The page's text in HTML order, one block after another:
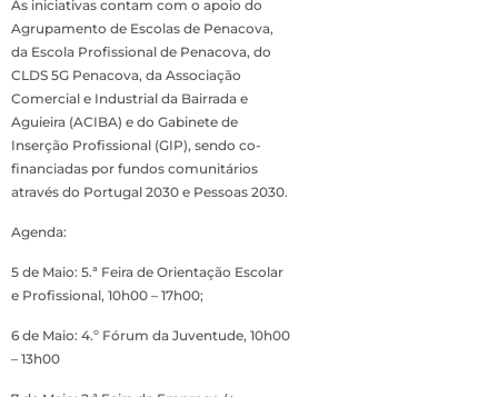
As iniciativas contam com o apoio do
Agrupamento de Escolas de Penacova,
da Escola Profissional de Penacova, do
CLDS 5G Penacova, da Associação
Comercial e Industrial da Bairrada e
Aguieira (ACIBA) e do Gabinete de
Inserção Profissional (GIP), sendo co-
financiadas por fundos comunitários
através do Portugal 2030 e Pessoas 2030.
Agenda:
5 de Maio: 5.ª Feira de Orientação Escolar
e Profissional, 10h00 – 17h00;
6 de Maio: 4.º Fórum da Juventude, 10h00
– 13h00